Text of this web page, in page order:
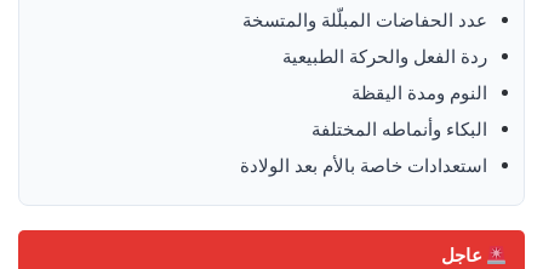
عدد الحفاضات المبلّلة والمتسخة
ردة الفعل والحركة الطبيعية
النوم ومدة اليقظة
البكاء وأنماطه المختلفة
استعدادات خاصة بالأم بعد الولادة
عاجل